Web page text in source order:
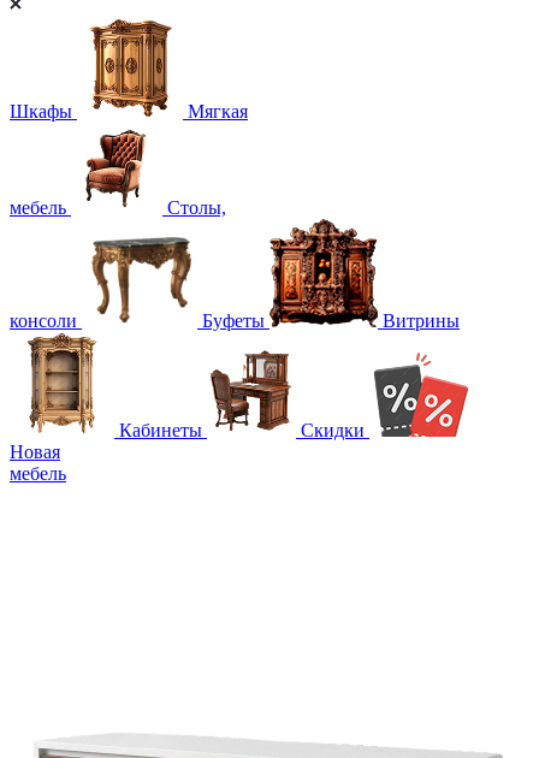
Шкафы Мягкая
мебель Столы,
консоли Буфеты Витрины
Кабинеты
Скидки
Новая
мебель